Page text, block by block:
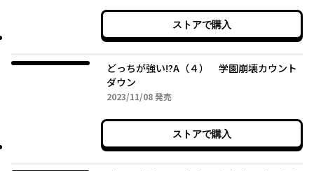
ストアで購入
どっちが強い!?A（４） 学園崩壊カウント
ダウン
2023/11/082023年11月08日
発売
ストアで購入